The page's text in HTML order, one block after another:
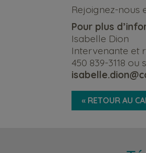
Rejoignez-nous
Pour plus
Isabelle Dion
Intervenante et
450 839-3118 ou
« RETOUR AU